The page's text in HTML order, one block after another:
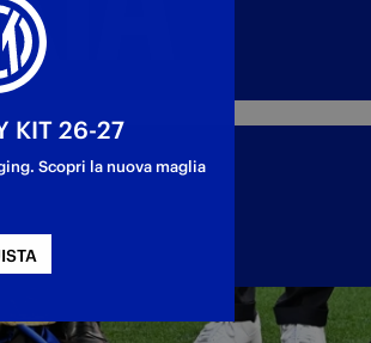
KIT 26-27
Scopri la nuova maglia